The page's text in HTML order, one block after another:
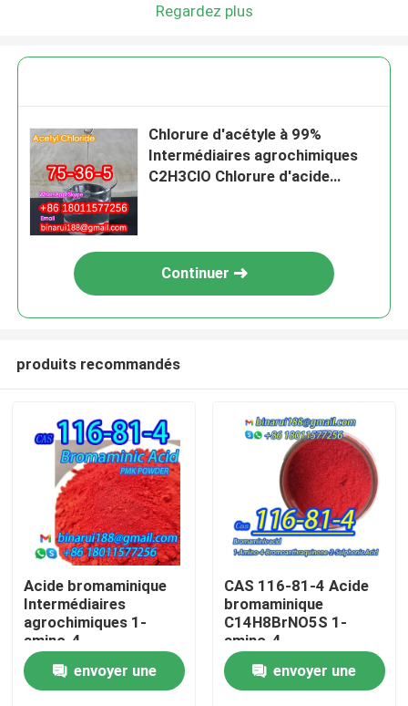
À la maison
Produits
Regardez plus
Chlorure d'acétyle à 99%
Intermédiaires agrochimiques
C2H3ClO Chlorure d'acide
Continuer
produits recommandés
Acide bromaminique
Intermédiaires
agrochimiques 1-
amino-4-
bromoanthraquinone-
2-acide sulfonique
CAS 116-81-4
envoyer une
CAS 116-81-4 Acide
bromaminique
C14H8BrNO5S 1-
amino-4-
bromoanthraquinone-
2-acide sulfonique
envoyer une